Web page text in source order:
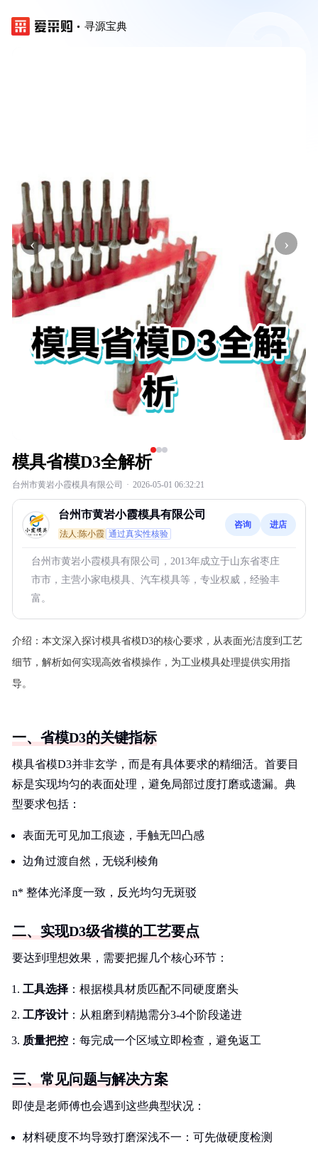
寻源宝典
‹ ›
模具省模D3全解析
台州市黄岩小霞模具有限公司 · 2026-05-01 06:32:21
台州市黄岩小霞模具有限公司
法人:陈小霞 通过真实性核验
咨询 进店
台州市黄岩小霞模具有限公司，2013年成立于山东省枣庄
市市，主营小家电模具、汽车模具等，专业权威，经验丰
富。
介绍： 本文深入探讨模具省模D3的核心要求，从表面光洁度到工艺
细节，解析如何实现高效省模操作，为工业模具处理提供实用指
导。
一、省模D3的关键指标
模具省模D3并非玄学，而是有具体要求的精细活。首要目
标是实现均匀的表面处理，避免局部过度打磨或遗漏。典
型要求包括：
表面无可见加工痕迹，手触无凹凸感
边角过渡自然，无锐利棱角
n* 整体光泽度一致，反光均匀无斑驳
二、实现D3级省模的工艺要点
要达到理想效果，需要把握几个核心环节：
工具选择 ：根据模具材质匹配不同硬度磨头
工序设计：从粗磨到精抛需分3-4个阶段递进
质量把控 ：每完成一个区域立即检查，避免返工
三、常见问题与解决方案
即使是老师傅也会遇到这些典型状况：
材料硬度不均导致打磨深浅不一：可先做硬度检测